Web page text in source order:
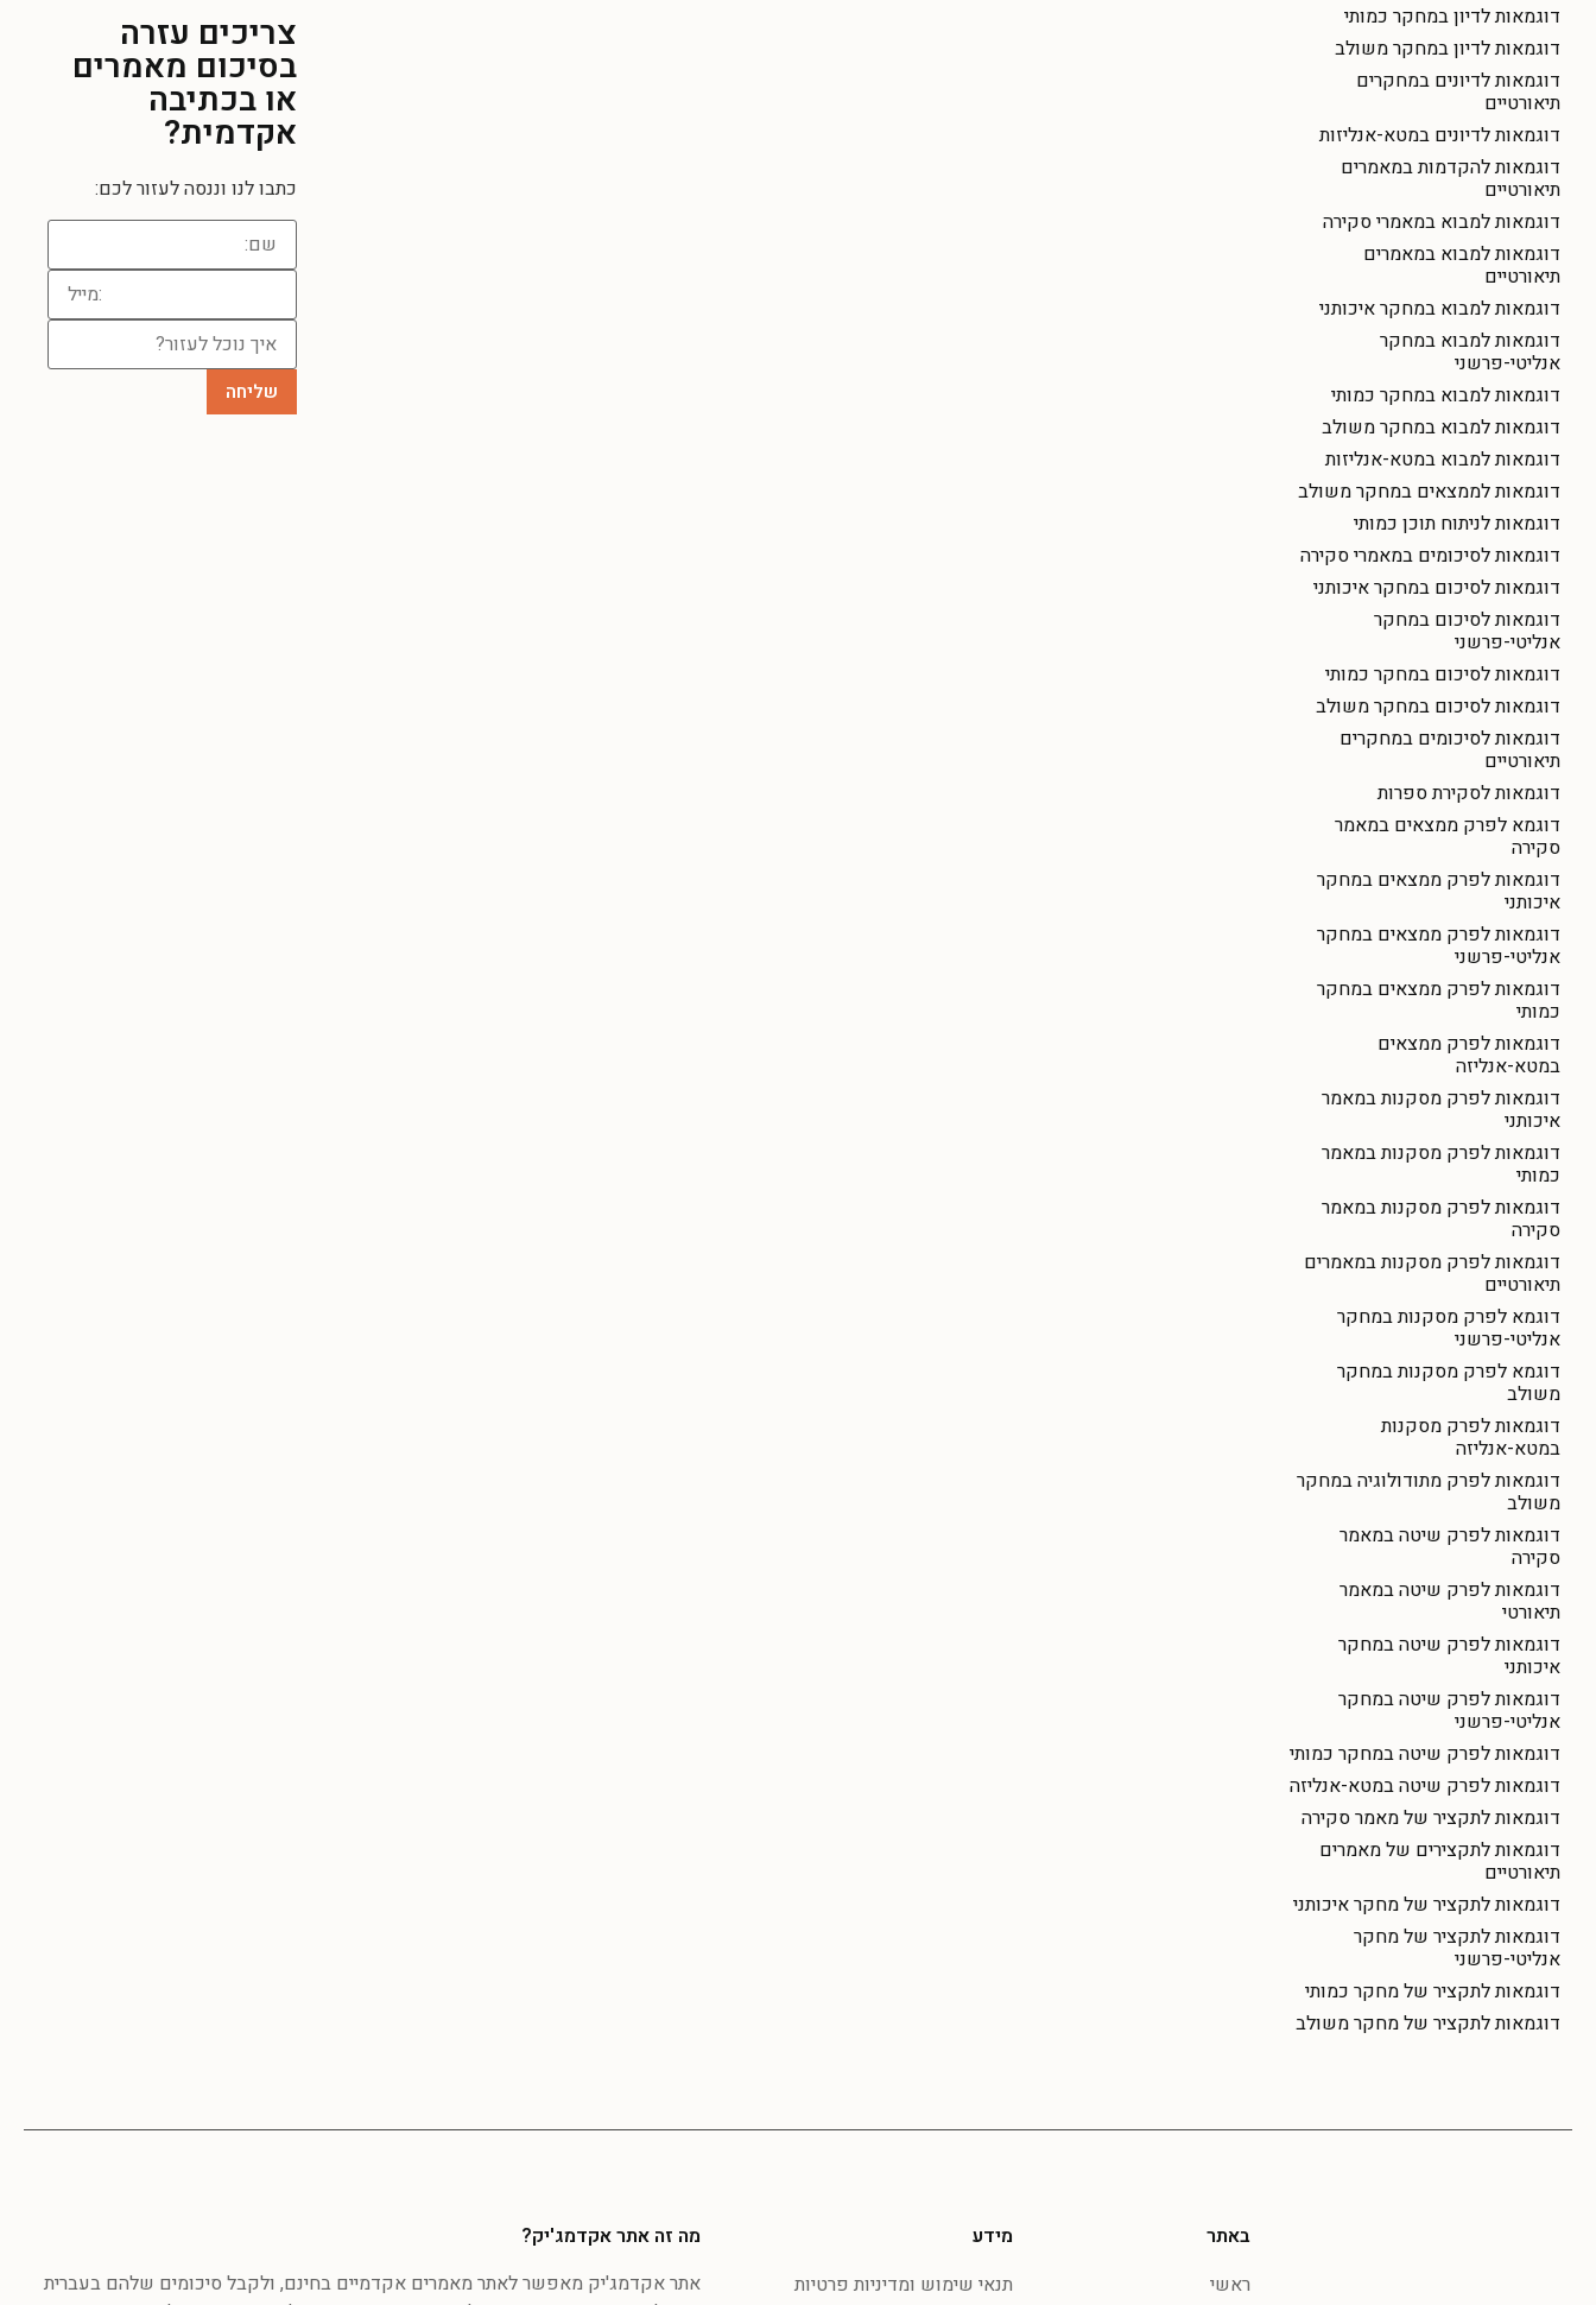
דוגמאות לדיון במחקר כמותי
דוגמאות לדיון במחקר משולב
דוגמאות לדיונים במחקרים
תיאורטיים
דוגמאות לדיונים במטא-אנליזות
דוגמאות להקדמות במאמרים
תיאורטיים
דוגמאות למבוא במאמרי סקירה
דוגמאות למבוא במאמרים
תיאורטיים
דוגמאות למבוא במחקר איכותני
דוגמאות למבוא במחקר
אנליטי-פרשני
דוגמאות למבוא במחקר כמותי
דוגמאות למבוא במחקר משולב
דוגמאות למבוא במטא-אנליזות
דוגמאות לממצאים במחקר משולב
דוגמאות לניתוח תוכן כמותי
דוגמאות לסיכומים במאמרי סקירה
דוגמאות לסיכום במחקר איכותני
דוגמאות לסיכום במחקר
אנליטי-פרשני
דוגמאות לסיכום במחקר כמותי
דוגמאות לסיכום במחקר משולב
דוגמאות לסיכומים במחקרים
תיאורטיים
דוגמאות לסקירת ספרות
דוגמא לפרק ממצאים במאמר
סקירה
דוגמאות לפרק ממצאים במחקר
איכותני
דוגמאות לפרק ממצאים במחקר
אנליטי-פרשני
דוגמאות לפרק ממצאים במחקר
כמותי
דוגמאות לפרק ממצאים
במטא-אנליזה
דוגמאות לפרק מסקנות במאמר
איכותני
דוגמאות לפרק מסקנות במאמר
כמותי
דוגמאות לפרק מסקנות במאמר
סקירה
דוגמאות לפרק מסקנות במאמרים
תיאורטיים
דוגמא לפרק מסקנות במחקר
אנליטי-פרשני
דוגמא לפרק מסקנות במחקר
משולב
דוגמאות לפרק מסקנות
במטא-אנליזה
דוגמאות לפרק מתודולוגיה במחקר
משולב
דוגמאות לפרק שיטה במאמר
סקירה
דוגמאות לפרק שיטה במאמר
תיאורטי
דוגמאות לפרק שיטה במחקר
איכותני
דוגמאות לפרק שיטה במחקר
אנליטי-פרשני
דוגמאות לפרק שיטה במחקר כמותי
דוגמאות לפרק שיטה במטא-אנליזה
דוגמאות לתקציר של מאמר סקירה
דוגמאות לתקצירים של מאמרים
תיאורטיים
דוגמאות לתקציר של מחקר איכותני
דוגמאות לתקציר של מחקר
אנליטי-פרשני
דוגמאות לתקציר של מחקר כמותי
דוגמאות לתקציר של מחקר משולב
צריכים עזרה
בסיכום מאמרים
או בכתיבה
אקדמית?
כתבו לנו וננסה לעזור לכם:
באתר
ראשי
מידע
תנאי שימוש ומדיניות פרטיות
מה זה אתר אקדמג'יק?
אתר אקדמג'יק מאפשר לאתר מאמרים אקדמיים בחינם, ולקבל סיכומים שלהם בעברית